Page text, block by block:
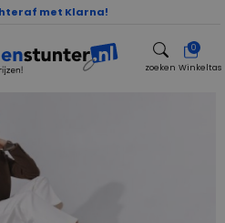
met Klarna!
zoeken
0
Winkeltas